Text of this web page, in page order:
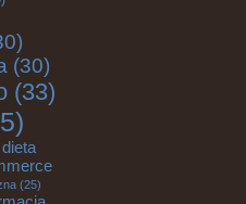
(30)
(33)
dieta
(25)